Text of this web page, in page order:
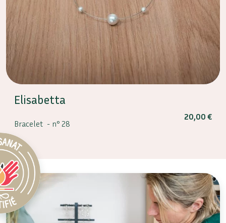
Elisabetta
Bracelet - n° 28
20,00 €